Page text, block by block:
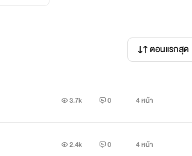
ตอนแรกสุด
3.7k 0 4 หน้า
2.4k 0 4 หน้า